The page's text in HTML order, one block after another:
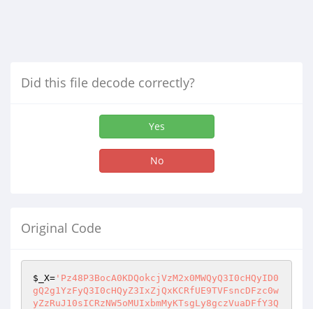
Did this file decode correctly?
Yes
No
Original Code
$_X= 'Pz48P3BocA0KDQokcjVzM2x0MWQyQ3I0cHQyID0
gQ2g1YzFyQ3I0cHQyZ3IxZjQxKCRfUE9TVFsncDFzc0w
yZzRuJ10sICRzNW5oMUIxbmMyKTsgLy8gczVuaDFfY3Q